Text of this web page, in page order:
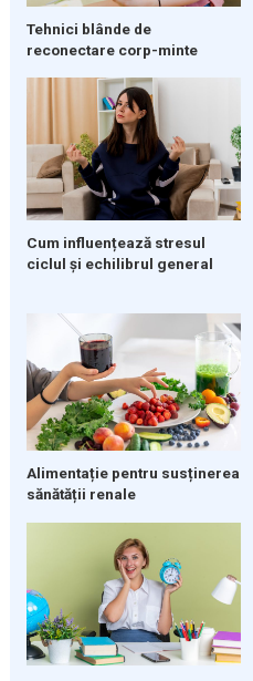
Tehnici blânde de
reconectare corp-minte
Cum influențează stresul
ciclul și echilibrul general
Alimentație pentru susținerea
sănătății renale